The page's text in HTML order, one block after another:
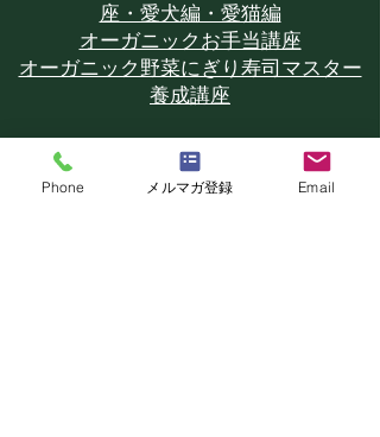
座・愛犬編・愛猫編
オーガニックお手当講座
オーガニック野菜にぎり寿司マスター
養成講座
​その他オススメの講座カテゴリは
Phone メルマガ登録 Email